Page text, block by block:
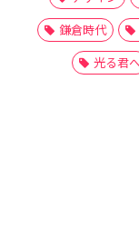
鎌倉時代
光る君